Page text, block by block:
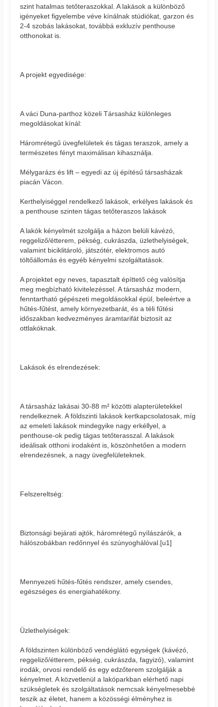
szint hatalmas tetőteraszokkal. A lakások a különböző
igényeket figyelembe véve kínálnak stúdiókat, garzon és
2-4 szobás lakásokat, továbbá exkluzív penthouse
otthonokat is.
A projekt egyedisége:
A váci Duna-parthoz közeli Társasház különleges
megoldásokat kínál:
Háromrétegű üvegfelületek és tágas teraszok, amely a
természetes fényt maximálisan kihasználja.
Mélygarázs és lift – egyedi az új építésű társasházak
piacán Vácon.
Kerthelyiséggel rendelkező lakások, erkélyes lakások és
a penthouse szinten tágas tetőteraszos lakások
A lakók kényelmét szolgálja a házon belüli kávézó,
reggeliző/étterem, pékség, cukrászda, üzlethelyiségek,
valamint biciklitároló, játszótér, elektromos autó
töltőállomás és egyéb kényelmi szolgáltatások.
A projektet egy neves, tapasztalt építtető cég valósítja
meg megbízható kivitelezéssel. A társasház modern,
fenntartható gépészeti megoldásokkal épül, beleértve a
hűtés-fűtést, amely környezetbarát, és a téli fűtési
időszakban kedvezményes áramtarifát biztosít az
ottlakóknak.
Lakások és elrendezések:
A társasház lakásai 30-88 m² közötti alapterületekkel
rendelkeznek. A földszinti lakások kertkapcsolatosak, míg
az emeleti lakások mindegyike nagy erkéllyel, a
penthouse-ok pedig tágas tetőterasszal. A lakások
ideálisak otthoni irodaként is, köszönhetően a modern
elrendezésnek, a nagy üvegfelületeknek.
Felszereltség:
Biztonsági bejárati ajtók, háromrétegű nyílászárók, a
hálószobákban redőnnyel és szúnyoghálóval.[u1]
Mennyezeti hűtés-fűtés rendszer, amely csendes,
egészséges és energiahatékony.
Üzlethelyiségek:
A földszinten különböző vendéglátó egységek (kávézó,
reggeliző/étterem, pékség, cukrászda, fagyizó), valamint
irodák, orvosi rendelő és egy edzőterem szolgálják a
kényelmet. A közvetlenül a lakóparkban elérhető napi
szükségletek és szolgáltatások nemcsak kényelmesebbé
teszik az életet, hanem a közösségi élményhez is